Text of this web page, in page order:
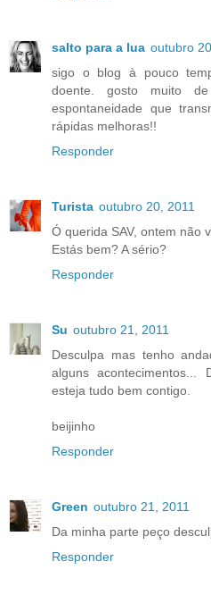
salto para a lua outubro
sigo o blog à pouco
doente. gosto muito
espontaneidade que
rápidas melhoras!!
Responder
Turista outubro 20, 2011
Ó querida SAV, ontem não
Estás bem? A sério?
Responder
Su outubro 21, 2011
Desculpa mas tenho
alguns acontecimentos...
esteja tudo bem contigo.
beijinho
Responder
Green outubro 21, 2011
Da minha parte peço
Responder